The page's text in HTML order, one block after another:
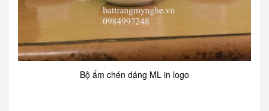
Bộ ấm chén dáng ML in logo